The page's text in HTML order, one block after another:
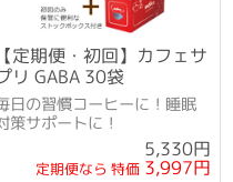
【定期便・初回】カフェサ
リ GABA 30袋
日の習慣コーヒーに！睡眠
策サポートに！
5,330円
定期便なら 特価3,997円